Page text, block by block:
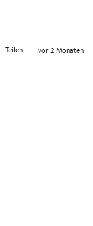
Teilen vor 2 Monaten